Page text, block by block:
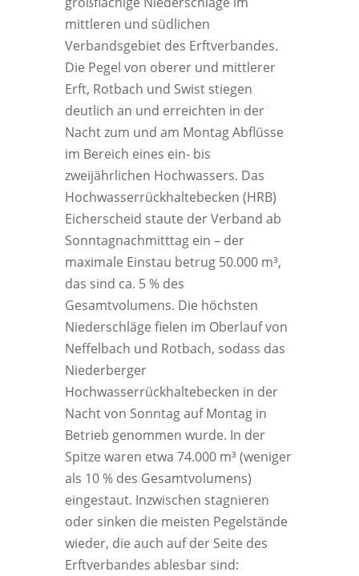
mittleren und südlichen
Verbandsgebiet des Erftverbandes.
Die Pegel von oberer und mittlerer
Erft, Rotbach und Swist stiegen
deutlich an und erreichten in der
Nacht zum und am Montag Abflüsse
im Bereich eines ein- bis
zweijährlichen Hochwassers. Das
Hochwasserrückhaltebecken (HRB)
Eicherscheid staute der Verband ab
Sonntagnachmitttag ein – der
maximale Einstau betrug 50.000 m³,
das sind ca. 5 % des
Gesamtvolumens. Die höchsten
Niederschläge fielen im Oberlauf von
Neffelbach und Rotbach, sodass das
Niederberger
Hochwasserrückhaltebecken in der
Nacht von Sonntag auf Montag in
Betrieb genommen wurde. In der
Spitze waren etwa 74.000 m³ (weniger
als 10 % des Gesamtvolumens)
eingestaut. Inzwischen stagnieren
oder sinken die meisten Pegelstände
wieder, die auch auf der Seite des
Erftverbandes ablesbar sind: